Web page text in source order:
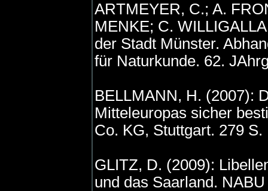
ARTMEYER, C.; A.
MENKE; C.
der Stadt Münster.
für Naturkunde. 62.
BELLMANN, H. (2007):
Mitteleuropas sicher
Co. KG, Stuttgart. 279 S.
GLITZ, D. (2009):
und das Saarland.